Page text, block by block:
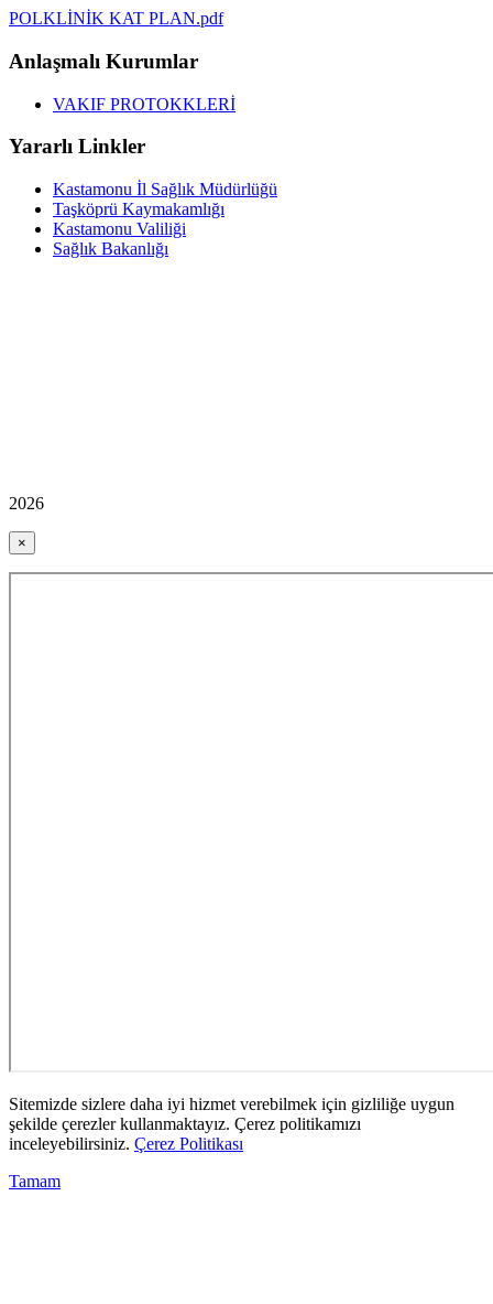
POLKLİNİK KAT PLAN.pdf
Anlaşmalı Kurumlar
VAKIF PROTOKKLERİ
Yararlı Linkler
Kastamonu İl Sağlık Müdürlüğü
Taşköprü Kaymakamlığı
Kastamonu Valiliği
Sağlık Bakanlığı
2026
×
Sitemizde sizlere daha iyi hizmet verebilmek için gizliliğe uygun
şekilde çerezler kullanmaktayız. Çerez politikamızı
inceleyebilirsiniz. Çerez Politikası
Tamam